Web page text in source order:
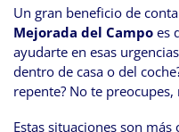
Un gran beneficio de
Mejorada del Campo es
ayudarte en esas
dentro de casa o del
repente? No te
Estas situaciones son